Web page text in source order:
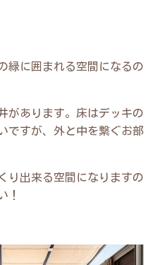
緑に囲まれる空間になるの
があります。床はデッキの
ですが、外と中を繋ぐお部
り出来る空間になりますの
！